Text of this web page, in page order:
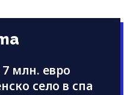
млн. евро
село в спа